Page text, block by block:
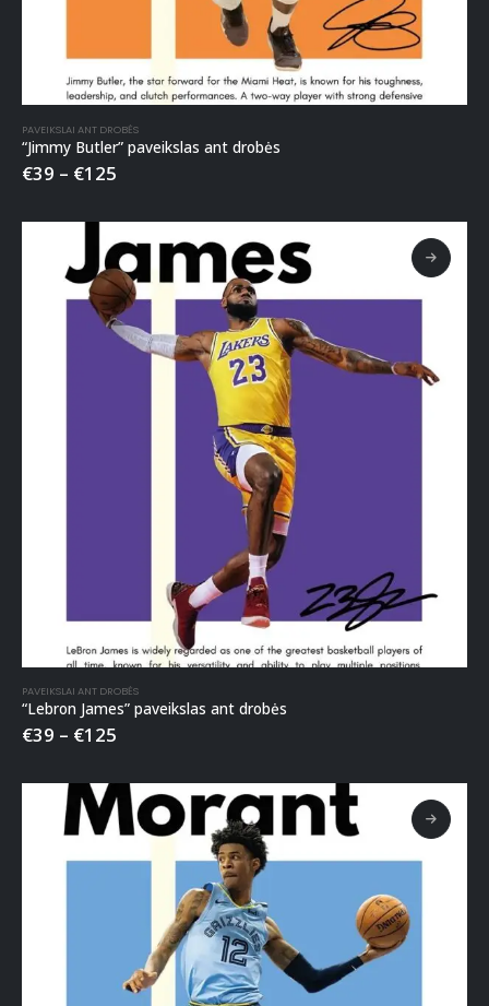
PAVEIKSLAI ANT DROBĖS
“Jimmy Butler” paveikslas ant drobės
€39 – €125
PAVEIKSLAI ANT DROBĖS
“Lebron James” paveikslas ant drobės
€39 – €125